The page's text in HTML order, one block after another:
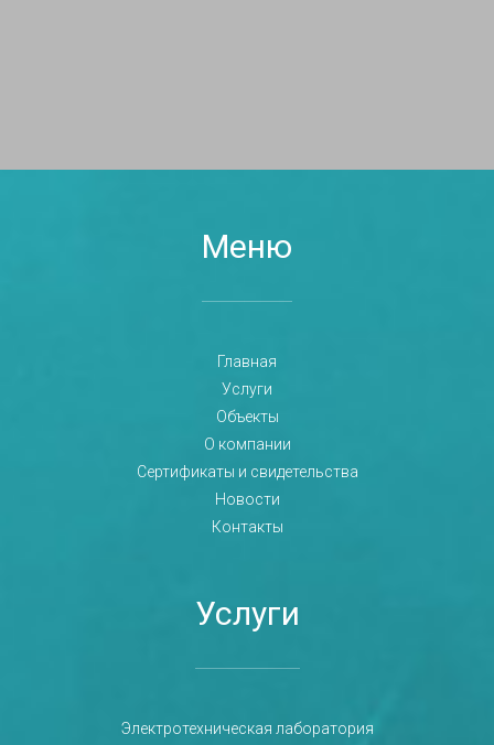
Меню
Главная
Услуги
Объекты
О компании
Сертификаты и свидетельства
Новости
Контакты
Услуги
Электротехническая лаборатория